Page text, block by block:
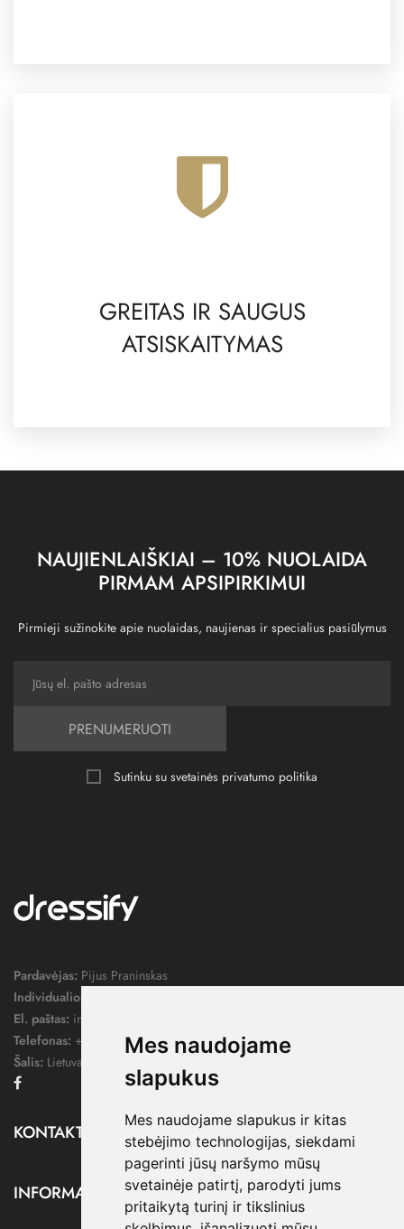
Mes naudojame
slapukus
Mes naudojame slapukus ir kitas
stebėjimo technologijas, siekdami
pagerinti jūsų naršymo mūsų
svetainėje patirtį, parodyti jums
pritaikytą turinį ir tikslinius
GREITAS IR SAUGUS
ATSISKAITYMAS
NAUJIENLAIŠKIAI – 10% NUOLAIDA
PIRMAM APSIPIRKIMUI
Pirmieji sužinokite apie nuolaidas, naujienas ir specialius pasiūlymus
PRENUMERUOTI
Sutinku su svetainės privatumo politika
Pardavėjas: Pijus Praninskas
Individualios veiklos pažymos nr.:
El. paštas: info@dressify.lt
Telefonas: +370 676 78578
Šalis: Lietuva
KONTAKTAI
INFORMACIJA